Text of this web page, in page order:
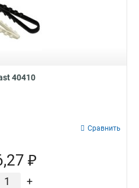
40410
Сравнить
₽
+